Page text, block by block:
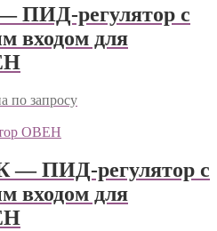
ПИД-регулятор с
входом для
по запросу
ПИД-регулятор с
входом для